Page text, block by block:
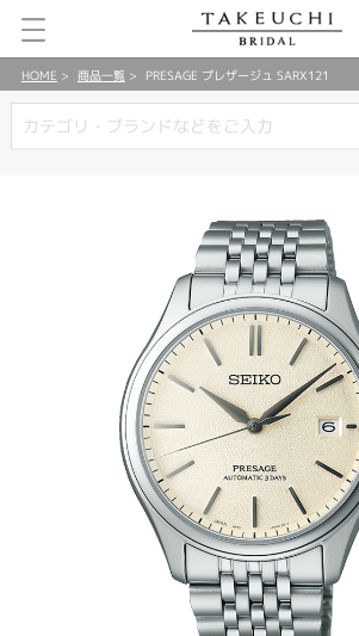
HOME 商品一覧 PRESAGE プレザージュ SARX121